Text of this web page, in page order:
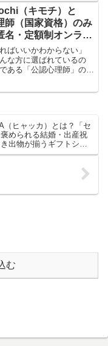
（キモチ）と
師（国家資格）のみ
名・定額制オンライ
リングを徹底解
ばいいかわからない」
な方に選ばれているの
ある「公認心理師」の資
（ヒャッカ）とは？「セ
められる結婚・出産祝
出物が揃うギフトショ
む